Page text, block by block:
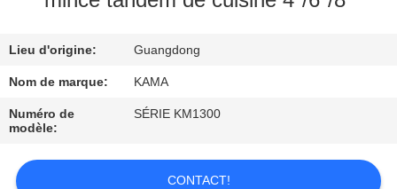
DE
QUALITÉ
NOUS
Lieu d'origine: Guangdong
Nom de marque: KAMA
Numéro de
modèle:
SÉRIE KM1300
CONTACT!